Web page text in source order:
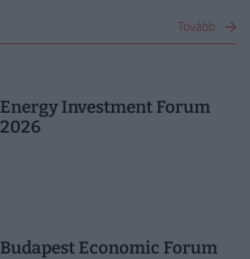
Tovább
Energy Investment Forum
2026
Budapest Economic Forum